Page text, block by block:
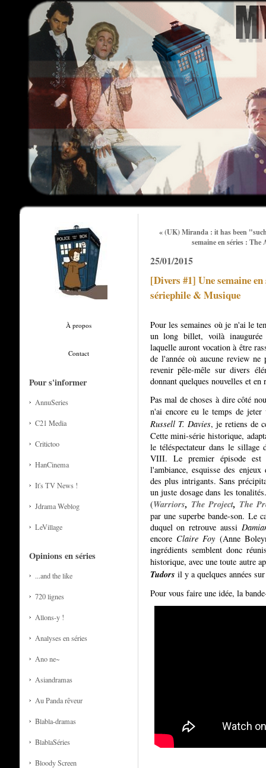
À propos
Contact
Pour s'informer
AnnuSeries
C21 Media
Critictoo
HanCinema
It's TV News !
Jdrama Weblog
LeVillage
Opinions en séries
...and the like
720 lignes
Allons-y !
Analyses en séries
Ano ne~
Asiandramas
Au Panda rêveur
Blabla-dramas
BlablaSéries
Bloody Screen
« (UK) Miranda : it has been
semaine en séries :
25/01/2015
[Divers #1] Une semaine
sériephile & Musique
Pour les semaines où je n'ai le
un long billet, voilà
laquelle auront vocation à être
de l'année où aucune review
revenir pêle-mêle sur divers
donnant quelques nouvelles et
Pas mal de choses à dire côté
n'ai encore eu le temps de
Russell T. Davies, je retiens de
Cette mini-série historique,
le téléspectateur dans le
VIII. Le premier épisode est
l'ambiance, esquisse des
des plus intrigants. Sans
un juste dosage dans les
(Warriors, The Project, The
par une superbe bande-son. Le
duquel on retrouve aussi
encore Claire Foy (Anne
ingrédients semblent donc
historique, avec une toute autre
Tudors il y a quelques années
Pour vous faire une idée, la